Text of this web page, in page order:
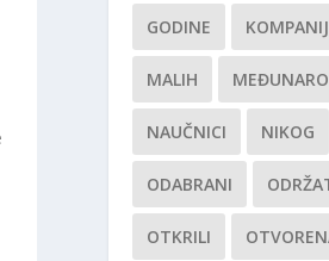
GODINE
MALIH
NAUČNICI NIKOG
ODABRANI
OTKRILI